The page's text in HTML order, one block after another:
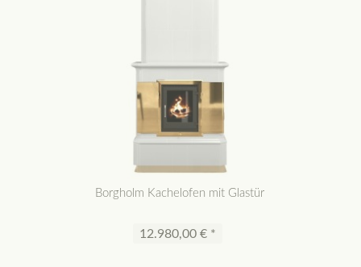
Borgholm Kachelofen mit Glastür
12.980,00 € *